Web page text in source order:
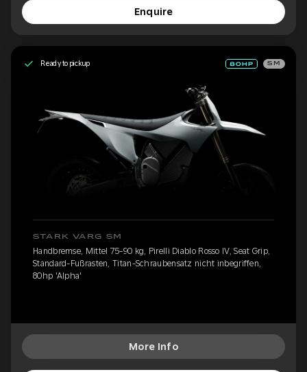
Enquire
Ready to pickup SM
STARK VARG SM
Handbremse, Mittel 75-90 kg, Pirelli Diablo Rosso IV, Seat Grip,
Standard-Fußrasten, Titan-Schraubensatz nicht inbegriffen,
80hp 'Alpha'
More Info